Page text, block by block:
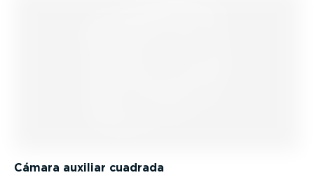
Cámara auxiliar cuadrada